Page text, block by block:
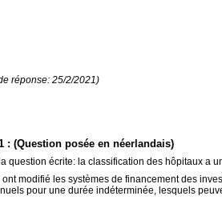
réponse: 25/2/2021)
: (Question posée en néerlandais)
question écrite: la classification des hôpitaux a
modifié les systèmes de financement des
pour une durée indéterminée, lesquels